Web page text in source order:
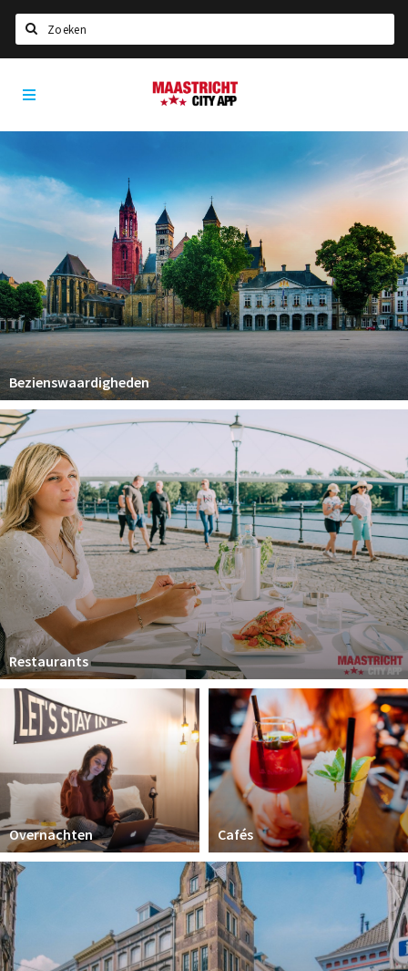
Home
Agenda
Party pics
Nieuws, interviews & blogs
Eten
Drinken
Slapen
Recreatief
Winkels
Winkelgebieden
Parkeren
Bezienswaardigheden
Musea, theaters & podia
Uitjes & activiteiten
Toeristische routes
Natuurgebieden
Baroniepoorten
Sport
Andere City Apps
Inloggen
Maastricht
City
Bezienswaardigheden
Restaurants
Overnachten Cafés